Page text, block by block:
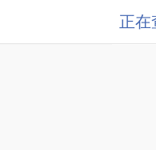
正在